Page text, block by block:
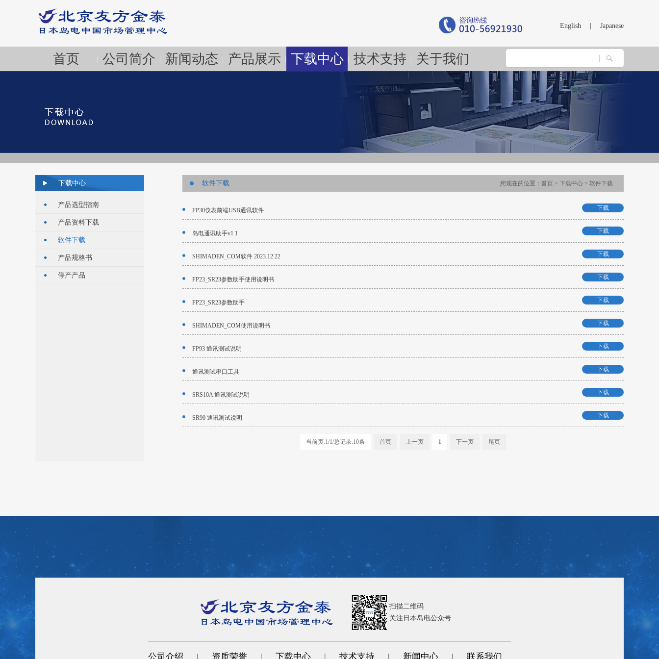
English Japanese
首页 | 公司简介 | 新闻动态 | 产品展示 | 下载中心 | 技术支持 | 关于我们
下载中心
产品选型指南
产品资料下载
软件下载
产品规格书
停产产品
软件下载 您现在的位置： 首页 > 下载中心 > 软件下载
FP30仪表前端USB通讯软件 下载
岛电通讯助手v1.1 下载
SHIMADEN_COM软件 2023.12.22 下载
FP23_SR23参数助手使用说明书 下载
FP23_SR23参数助手 下载
SHIMADEN_COM使用说明书 下载
FP93 通讯测试说明 下载
通讯测试串口工具 下载
SRS10A 通讯测试说明 下载
SR90 通讯测试说明 下载
当前页:1/1/总记录:10条 首页 上一页 1 下一页 尾页
扫描二维码
关注日本岛电公众号
公司介绍 | 资质荣誉 | 下载中心 | 技术支持 | 新闻中心 | 联系我们